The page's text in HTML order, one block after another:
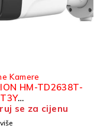
Kamere
HM-TD2638T-
BI-
BULLET
se za cijenu